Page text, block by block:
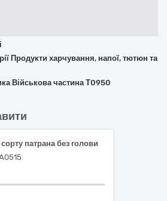
Продукти харчування, напої, тютюн та
Військова частина Т0950
патрана без голови